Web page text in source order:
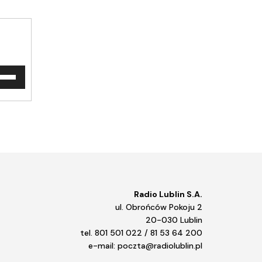
Radio Lublin S.A.
ul. Obrońców Pokoju 2
20-030 Lublin
tel. 801 501 022 / 81 53 64 200
e-mail: poczta@radiolublin.pl